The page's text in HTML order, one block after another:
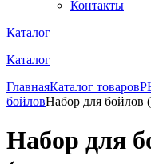
Контакты
Каталог
Каталог
ГлавнаяКаталог товаров
бойловНабор для бойлов
Набор для